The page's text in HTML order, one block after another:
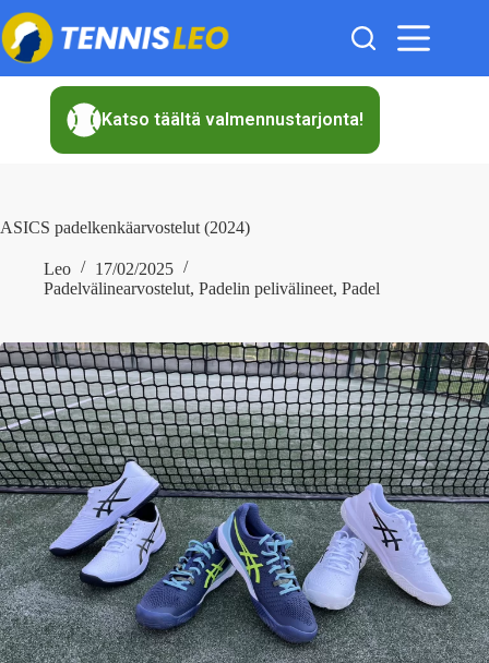
Skip
to
content
Katso täältä valmennustarjonta!
ASICS padelkenkäarvostelut (2024)
Leo
17/02/2025
Padelvälinearvostelut, Padelin pelivälineet, Padel